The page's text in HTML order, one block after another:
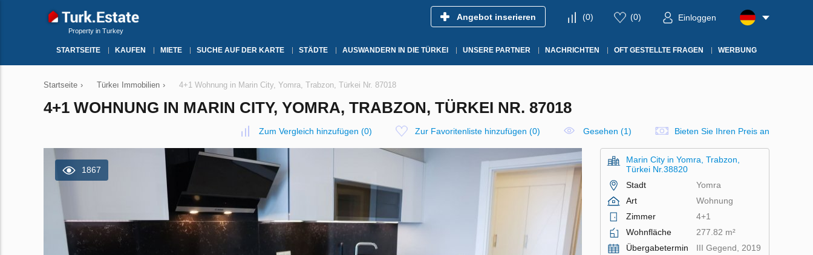
Property in Turkey
Angebot inserieren (0) (0) Einloggen
STARTSEITE KAUFEN MIETE SUCHE AUF DER KARTE STÄDTE AUSWANDERN IN DIE TÜRKEI UNSERE PARTNER NACHRICHTEN OFT GESTELLTE FRAGEN WERBUNG
Startseite › Türkeı Immobilien › 4+1 Wohnung in Marin City, Yomra, Trabzon, Türkei Nr. 87018
4+1 WOHNUNG IN MARIN CITY, YOMRA, TRABZON, TÜRKEI NR. 87018
Zum Vergleich hinzufügen (0) Zur Favoritenliste hinzufügen (0) Gesehen (1) Bieten Sie Ihren Preis an
1867
Marin City in Yomra, Trabzon,
Türkei Nr.38820
Stadt
Yomra
Art
Wohnung
Zimmer
4+1
Wohnfläche
277.82 m²
Übergabetermin
III Gegend, 2019